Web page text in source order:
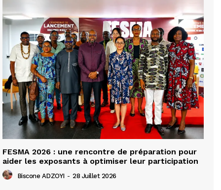
FESMA 2026 : une rencontre de préparation pour
aider les exposants à optimiser leur participation
Biscone ADZOYI - 28 Juillet 2026